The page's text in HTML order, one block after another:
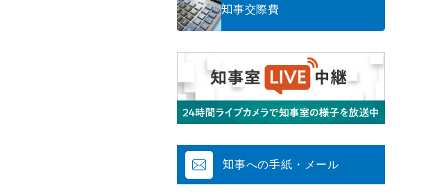
知事交際費
知事への手紙・メール